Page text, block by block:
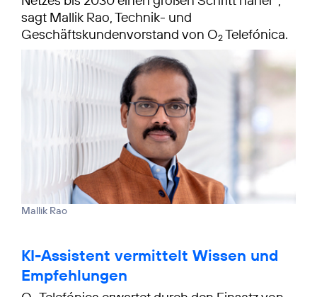
sagt Mallik Rao, Technik- und
Geschäftskundenvorstand von O2Telefónica.
Mallik Rao
KI-Assistent vermittelt Wissen und
Empfehlungen